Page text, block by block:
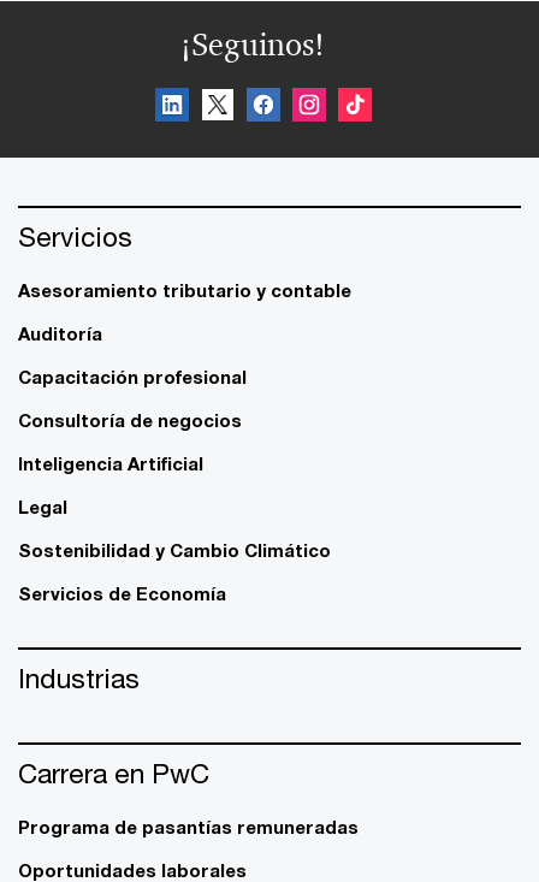
¡Seguinos!
Servicios
Asesoramiento tributario y contable
Auditoría
Capacitación profesional
Consultoría de negocios
Inteligencia Artificial
Legal
Sostenibilidad y Cambio Climático
Servicios de Economía
Industrias
Carrera en PwC
Programa de pasantías remuneradas
Oportunidades laborales